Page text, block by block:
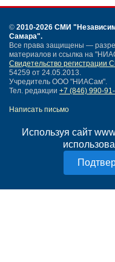
Используя сайт
© 2010-2026 СМИ
Самара".
Все права защищены —
материалов и ссылка на
Свидетельство регистрации
54259 от 24.05.2013.
Учредитель ООО "НИАСам".
Тел. редакции +7 (846) 990-
Написать письмо
Нашли ошибку?
Политика
Согласие на обработку